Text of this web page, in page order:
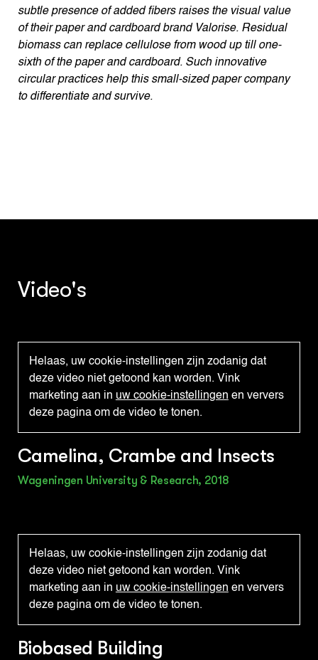
subtle presence of added fibers raises the visual value
of their paper and cardboard brand Valorise. Residual
biomass can replace cellulose from wood up till one-
sixth of the paper and cardboard. Such innovative
circular practices help this small-sized paper company
to differentiate and survive.
Video's
Helaas, uw cookie-instellingen zijn zodanig dat
deze video niet getoond kan worden. Vink
marketing aan in uw cookie-instellingen en ververs
deze pagina om de video te tonen.
Camelina, Crambe and Insects
Wageningen University & Research, 2018
Helaas, uw cookie-instellingen zijn zodanig dat
deze video niet getoond kan worden. Vink
marketing aan in uw cookie-instellingen en ververs
deze pagina om de video te tonen.
Biobased Building